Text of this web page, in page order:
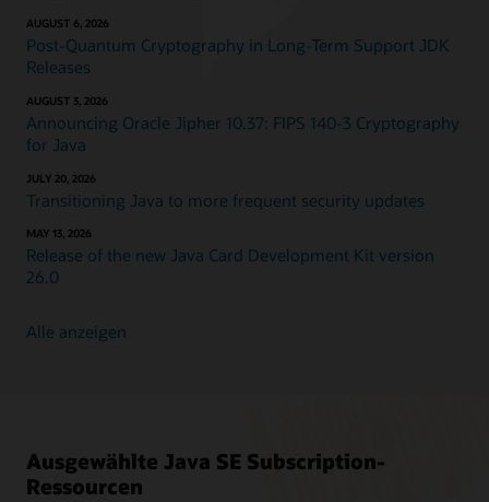
AUGUST 6, 2026
Post-Quantum Cryptography in Long-Term Support JDK
Releases
AUGUST 3, 2026
Announcing Oracle Jipher 10.37: FIPS 140-3 Cryptography
for Java
JULY 20, 2026
Transitioning Java to more frequent security updates
MAY 13, 2026
Release of the new Java Card Development Kit version
26.0
Alle anzeigen
Ausgewählte Java SE Subscription-
Ressourcen